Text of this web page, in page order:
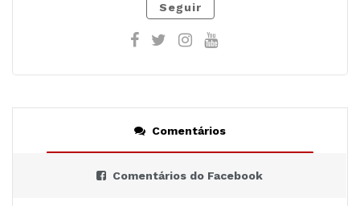
Seguir
Comentários
Comentários do Facebook